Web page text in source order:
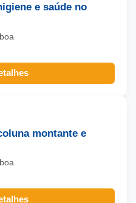
e saúde no
montante e